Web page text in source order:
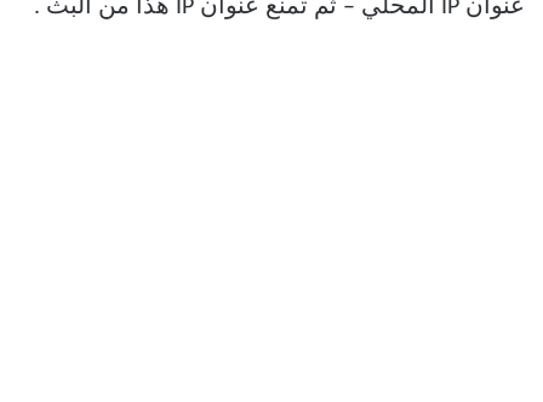
عنوان IP المحلي – ثم تمنع عنوان IP هذا من البث .